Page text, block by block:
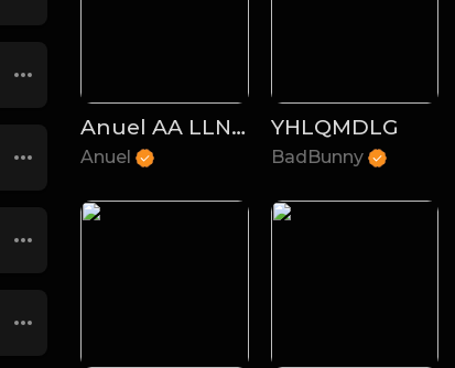
Anuel AA LLNM2
Anuel
YHLQMDLG
BadBunny